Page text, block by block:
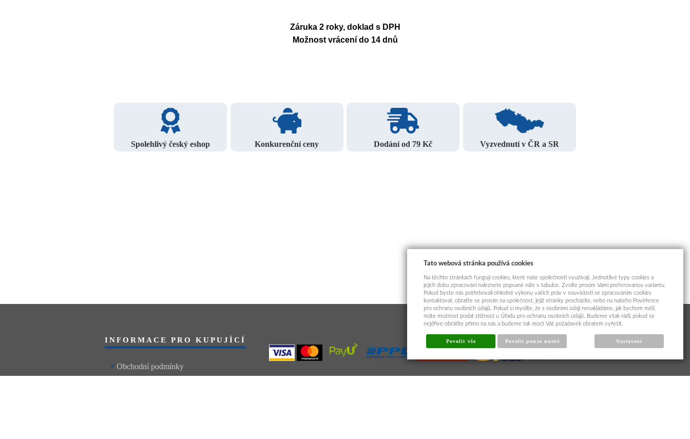
Záruka 2 roky, doklad s DPH
Možnost vrácení do 14 dnů
Spolehlivý český eshop Konkurenční ceny Dodání od 79 Kč Vyzvednutí v ČR a SR
INFORMACE PRO KUPUJÍCÍ
Obchodní podmínky
Tato webová stránka používá cookies
Na těchto stránkách fungují cookies, které naše společnosti využívají. Jednotlivé typy cookies a
jejich dobu zpracování naleznete popsané níže v tabulce. Zvolte prosím Vámi preferovanou variantu.
Pokud byste nás potřebovali ohledně výkonu vašich práv v souvislosti se zpracováním cookies
kontaktovat, obraťte se prosím na společnost, jejíž stránky procházíte, nebo na našeho Pověřence
pro ochranu osobních údajů. Pokud si myslíte, že s osobními údaji nenakládáme, jak bychom měli,
máte možnost podat stížnost u Úřadu pro ochranu osobních údajů. Budeme však rádi, pokud se
nejdříve obrátíte přímo na nás a budeme tak moct Váš požadavek obratem vyřešit.
Povolit vše Povolit pouze nutné Nastavení